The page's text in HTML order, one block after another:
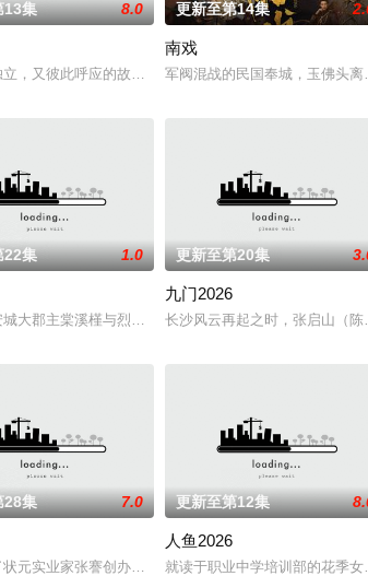
因意外踏入玄机界，继而卷入虎云国内乱的漩
控、无DNA鉴定技术的支持下，通过摸排、勘查等传统
13集 8.0
，又彼此呼应的故事——用一场精心策划的“夏令营”完成
更新至第14集
南戏
军阀混战的民国奉城，玉佛头
住屋，晚上鬼占房”的阴阳宅，江淮被掳走配“阴婚”。他
22集 1.0
大郡主棠溪槿与烈云峥之间曲折动人的情感，以及他们
更新至第20集
九门2026
长沙风云再起之时，张启山（
哲学和生物学意义上的喜欢。”那个夜晚，他
来个以女子进士科三元及第入翰林院的奇女子。十年前
28集 7.0
元实业家张謇创办大生企业，实业报国的故事。甲午战
更新至第12集
人鱼2026
就读于职业中学培训部的花季